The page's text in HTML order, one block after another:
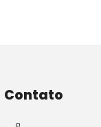
Contato